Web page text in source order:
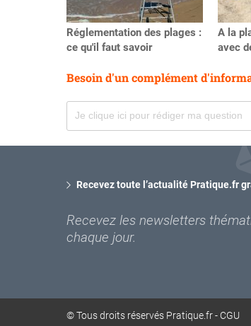
Réglementation des plages :
ce qu'il faut savoir
A la
avec
Besoin d'un complément
Recevez toute l’actualité Pratique.fr
Recevez les newsletters
chaque jour.
© Tous droits réservés Pratique.fr - CGU